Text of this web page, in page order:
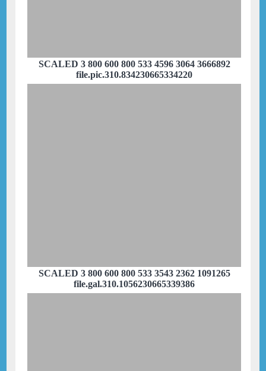
SCALED 3 800 600 800 533 4596 3064 3666892
file.pic.310.834230665334220
SCALED 3 800 600 800 533 3543 2362 1091265
file.gal.310.1056230665339386